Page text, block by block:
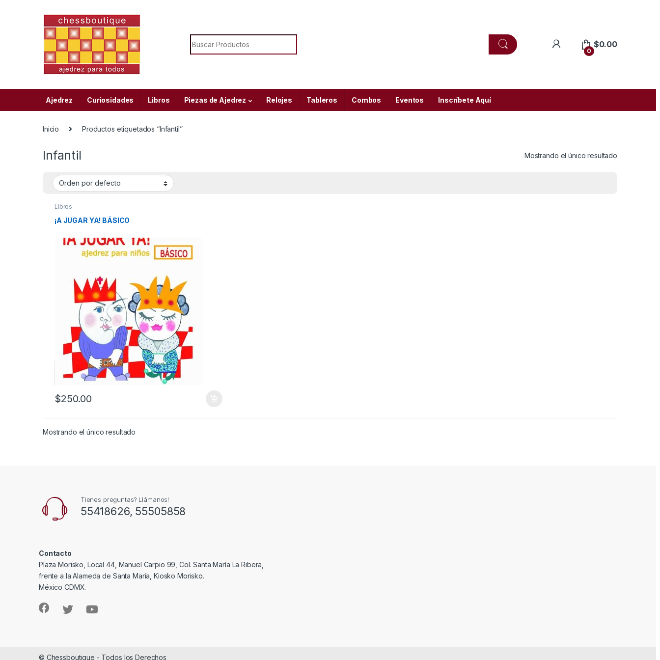
Search for:
0
$0.00
Ajedrez Curiosidades Libros Piezas de Ajedrez Relojes Tableros Combos Eventos Inscríbete Aquí
Inicio Productos etiquetados “Infantil”
Infantil Mostrando el único resultado
Libros
¡A JUGAR YA! BÁSICO
$250.00
Mostrando el único resultado
Tienes preguntas? Llámanos!
55418626, 55505858
Contacto
Plaza Morisko, Local 44, Manuel Carpio 99, Col. Santa María La Ribera,
frente a la Alameda de Santa María, Kiosko Morisko.
México CDMX.
© Chessboutique - Todos los Derechos